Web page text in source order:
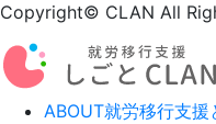
Copyright© CLAN All
ABOUT就労移行支援